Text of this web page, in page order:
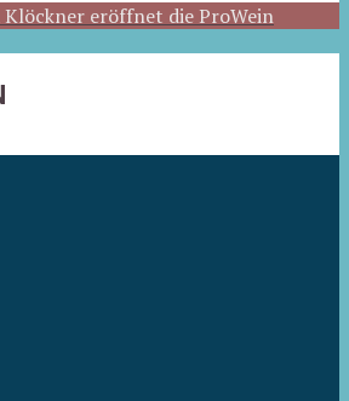
eröffnet die ProWein